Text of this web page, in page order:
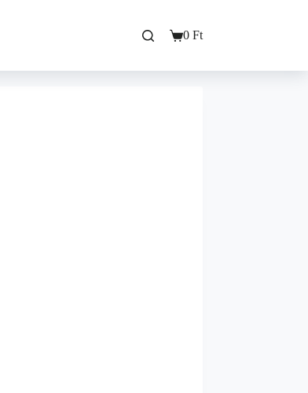
Bevásárló
0 Ft